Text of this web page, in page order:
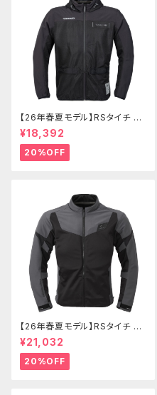
【26年春夏モデル】RSタイチ RS
J334 エアーフリップパーカ
¥18,392
20%OFF
【26年春夏モデル】RSタイチ RS
J342 クイックドライレーサージ
ャケット
¥21,032
20%OFF